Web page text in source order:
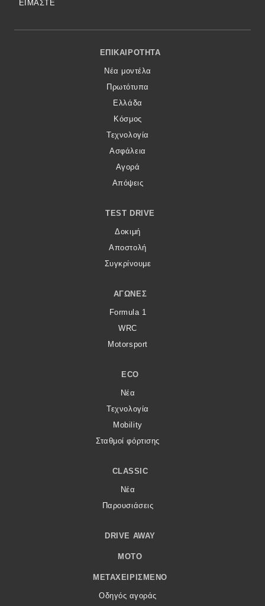
ΕΙΜΑΣΤΕ
Footer Menu
ΕΠΙΚΑΙΡΌΤΗΤΑ
Νέα μοντέλα
Πρωτότυπα
Ελλάδα
Κόσμος
Τεχνολογία
Ασφάλεια
Αγορά
Απόψεις
TEST DRIVE
Δοκιμή
Αποστολή
Συγκρίνουμε
ΑΓΏΝΕΣ
Formula 1
WRC
Motorsport
ECO
Νέα
Τεχνολογία
Mobility
Σταθμοί φόρτισης
CLASSIC
Νέα
Παρουσιάσεις
DRIVE AWAY
MOTO
ΜΕΤΑΧΕΙΡΙΣΜΈΝΟ
Οδηγός αγοράς